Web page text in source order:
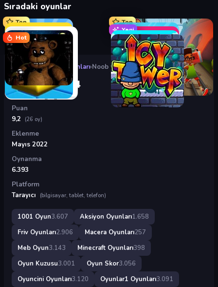
Sıradaki oyunlar
Top
Top
Yeni
Hot
Oyunlar›Aksiyon Oyunları›Noob vs Pro 4
Noob vs Pro 4
Puan
9,2
(26 oy)
Eklenme
Mayıs 2022
Oynanma
6.393
Platform
Tarayıcı
(bilgisayar, tablet, telefon)
1001 Oyun3.607 Aksiyon Oyunları1.658
Friv Oyunları2.906 Macera Oyunları257
Meb Oyun3.143 Minecraft Oyunları398
Oyun Kuzusu3.001 Oyun Skor3.056
Oyuncini Oyunları3.120 Oyunlar1 Oyunları3.091